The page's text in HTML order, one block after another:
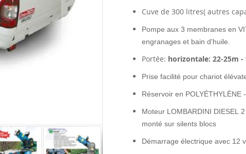
Cuve de 300 litres( autres
Pompe aux 3 membranes en
engranages et bain d'huile.
Portée: horizontale: 22-25m -
Prise facilité pour chariot
Réservoir en POLYÉTHYLÈNE
Moteur LOMBARDINI DIESEL 2
monté sur silents blocs
Démarrage électrique avec 12